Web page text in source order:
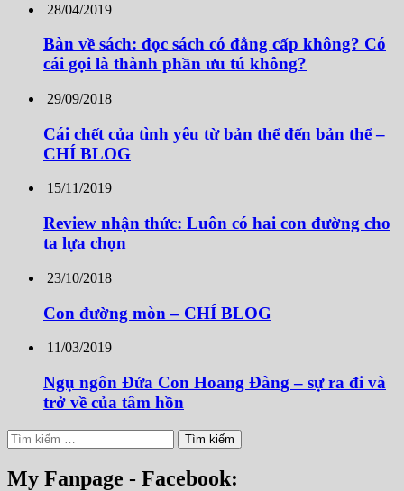
28/04/2019
Bàn về sách: đọc sách có đẳng cấp không? Có
cái gọi là thành phần ưu tú không?
29/09/2018
Cái chết của tình yêu từ bản thể đến bản thể –
CHÍ BLOG
15/11/2019
Review nhận thức: Luôn có hai con đường cho
ta lựa chọn
23/10/2018
Con đường mòn – CHÍ BLOG
11/03/2019
Ngụ ngôn Đứa Con Hoang Đàng – sự ra đi và
trở về của tâm hồn
Tìm
kiếm
cho:
My Fanpage - Facebook: